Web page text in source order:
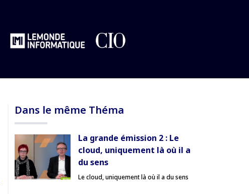
Dans le même Théma
La grande émission 2 : Le
cloud, uniquement là où il a
du sens
Le cloud, uniquement là où il a du sens